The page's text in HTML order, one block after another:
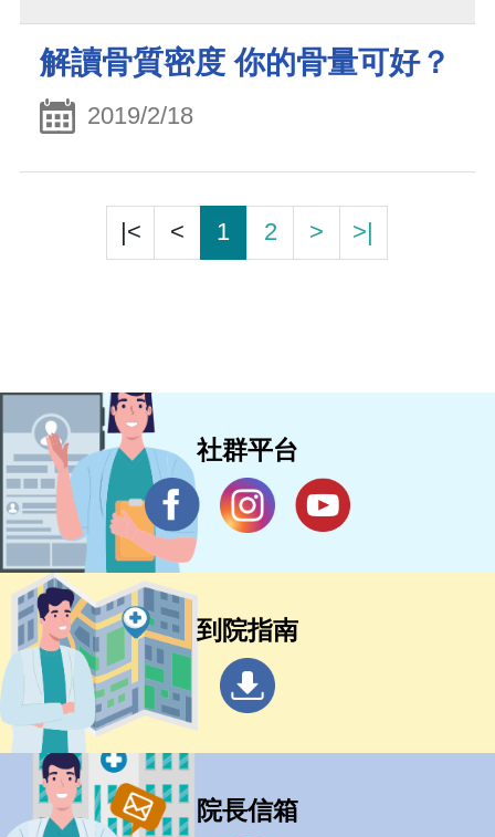
解讀骨質密度 你的骨量可好？
2019/2/18
|< < 1 2 > >|
社群平台
到院指南
院長信箱